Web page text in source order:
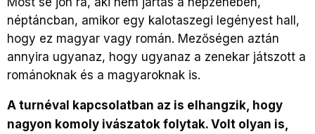
néptáncban, amikor egy kalotaszegi legényest hall,
hogy ez magyar vagy román. Mezőségen aztán
annyira ugyanaz, hogy ugyanaz a zenekar játszott a
románoknak és a magyaroknak is.
A turnéval kapcsolatban az is elhangzik, hogy
nagyon komoly ivászatok folytak. Volt olyan is,